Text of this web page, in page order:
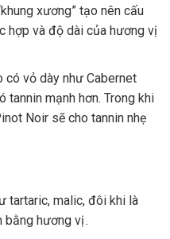
xương” tạo nên cấu
hợp và độ dài của hương vị
có vỏ dày như Cabernet
tannin mạnh hơn. Trong khi
Noir sẽ cho tannin nhẹ
tartaric, malic, đôi khi là
hương vị .